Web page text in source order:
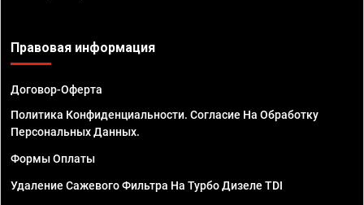
Правовая информация
Договор-Оферта
Политика Конфиденциальности. Согласие На Обработку
Персональных Данных.
Формы Оплаты
Удаление Сажевого Фильтра На Турбо Дизеле TDI